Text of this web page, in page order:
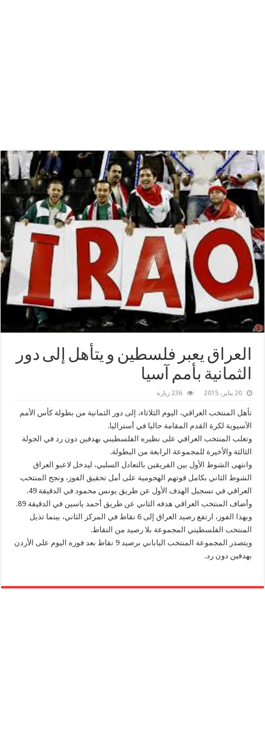
‫‏العراق‬ يعبر ‫‏فلسطين‬ و يتأهل إلى دور
الثمانية بأمم آسيا
20 يناير، 2015 236 زيارة
تأهل المنتخب العراقي، اليوم الثلاثاء، إلى دور الثمانية من بطولة كأس الأمم
الآسيوية لكرة القدم المقامة حاليا في أستراليا.
وتغلب المنتخب العراقي على نظيره الفلسطيني بهدفين دون رد في الجولة
الثالثة والأخيرة للمجموعة الرابعة من البطولة.
وانتهى الشوط الأول بين الفريقين بالتعادل السلبي، ليدخل لاعبو العراق
الشوط الثاني بكامل قوتهم الهجومية على أمل تحقيق الفوز، ونجح المنتخب
العراقي في تسجيل الهدف الأول عن طريق يونس محمود في الدقيقة 49.
وأضاف المنتخب العراقي هدفه الثاني عن طريق أحمد ياسين في الدقيقة 89.
وبهذا الفوز، ارتفع رصيد العراق إلى 6 نقاط في المركز الثاني، بينما تذيل
المنتخب الفلسطيني المجموعة بلا رصيد من النقاط.
ويتصدر المجموعة المنتخب الياباني برصيد 9 نقاط بعد فوزه اليوم على الأردن
بهدفين دون رد.